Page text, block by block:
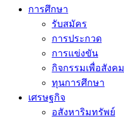
การศึกษา
รับสมัคร
การประกวด
การแข่งขัน
กิจกรรมเพื่อสังคม
ทุนการศึกษา
เศรษฐกิจ
อสังหาริมทรัพย์